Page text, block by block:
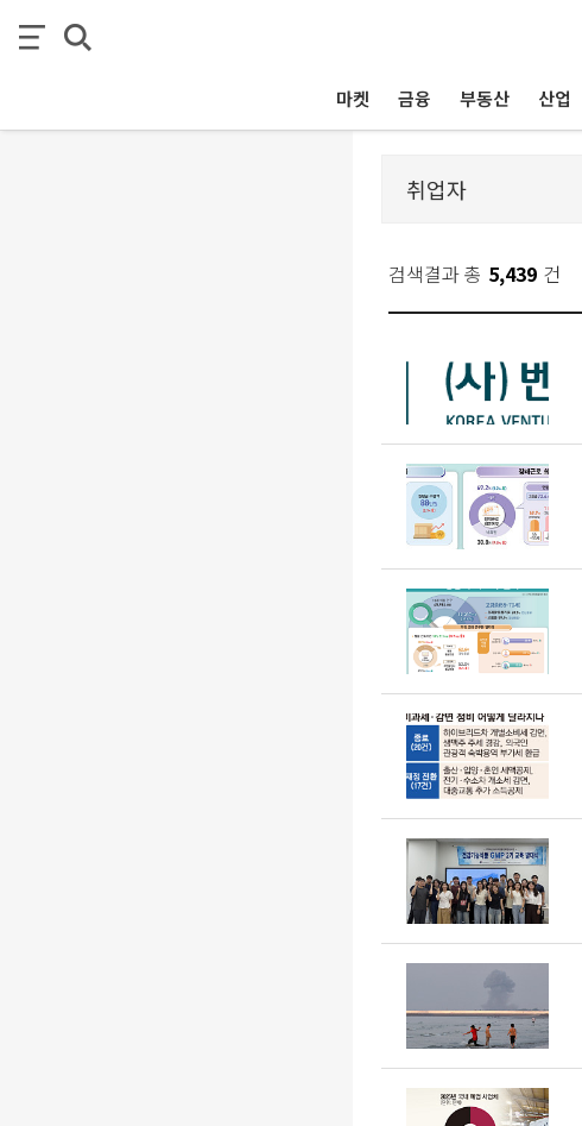
마켓 금융 부동산 산업
검색결과 총 5,439 건